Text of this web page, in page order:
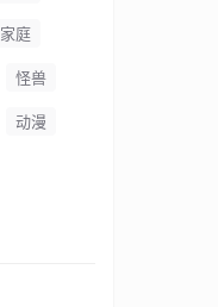
家庭
怪兽
动漫